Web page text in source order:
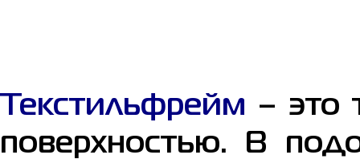
Текстильфрейм – это
поверхностью. В